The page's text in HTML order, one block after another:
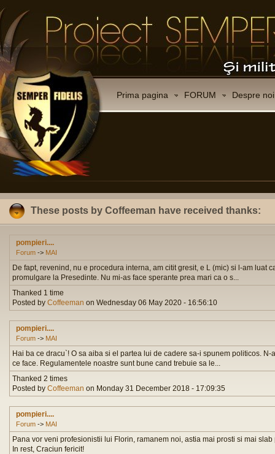
Prima pagina FORUM Despre noi
These posts by Coffeeman have received thanks:
pompieri....
Forum -> MAI
De fapt, revenind, nu e procedura interna, am citit gresit, e L (mic) si l-am luat
promulgare la Presedinte. Nu mi-as face sperante prea mari ca o s...
Thanked 1 time
Posted by Coffeeman on Wednesday 06 May 2020 - 16:56:10
pompieri....
Forum -> MAI
Hai ba ce dracu`! O sa aiba si el partea lui de cadere sa-i spunem politicos.
ce face. Regulamentele noastre sunt bune cand trebuie sa le...
Thanked 2 times
Posted by Coffeeman on Monday 31 December 2018 - 17:09:35
pompieri....
Forum -> MAI
Pana vor veni profesionistii lui Florin, ramanem noi, astia mai prosti si mai
In rest, Craciun fericit!